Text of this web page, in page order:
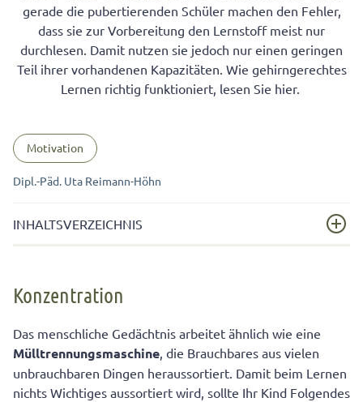
gerade die pubertierenden Schüler machen den Fehler,
dass sie zur Vorbereitung den Lernstoff meist nur
durchlesen. Damit nutzen sie jedoch nur einen geringen
Teil ihrer vorhandenen Kapazitäten. Wie gehirngerechtes
Lernen richtig funktioniert, lesen Sie hier.
Motivation
Dipl.-Päd. Uta Reimann-Höhn
INHALTSVERZEICHNIS
Gehirngerecht lernen bedeutet …
Konzentration
Das menschliche Gedächtnis arbeitet ähnlich wie eine
Mülltrennungsmaschine, die Brauchbares aus vielen
unbrauchbaren Dingen heraussortiert. Damit beim Lernen
nichts Wichtiges aussortiert wird, sollte Ihr Kind Folgendes